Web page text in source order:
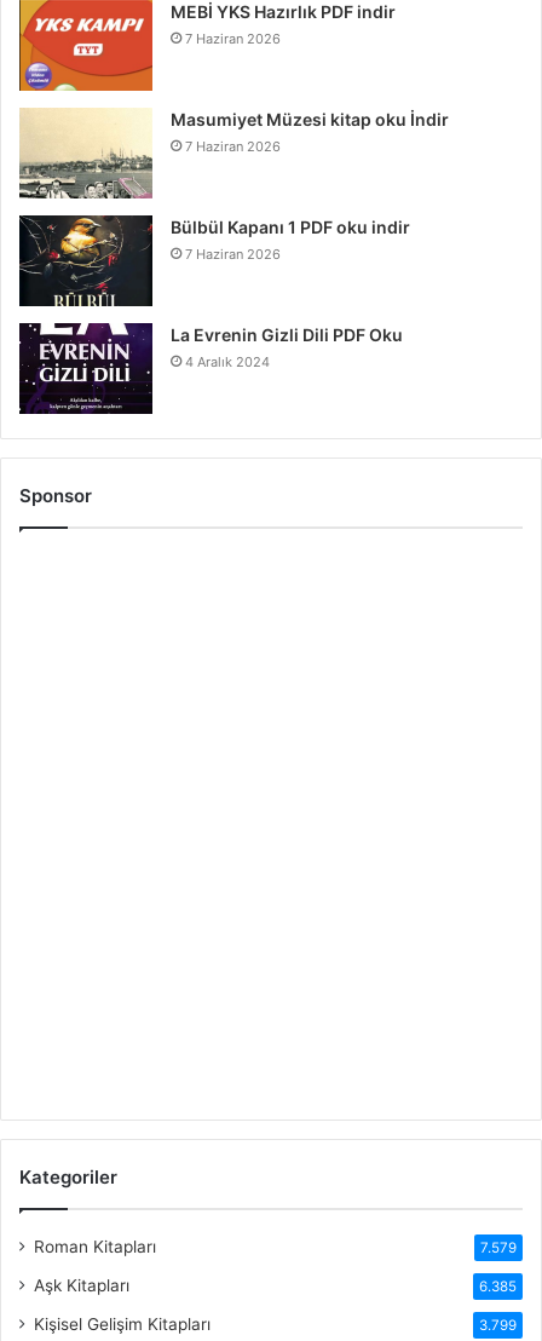
MEBİ YKS Hazırlık PDF indir
7 Haziran 2026
Masumiyet Müzesi kitap oku İndir
7 Haziran 2026
Bülbül Kapanı 1 PDF oku indir
7 Haziran 2026
La Evrenin Gizli Dili PDF Oku
4 Aralık 2024
Sponsor
Kategoriler
Roman Kitapları 7.579
Aşk Kitapları 6.385
Kişisel Gelişim Kitapları 3.799